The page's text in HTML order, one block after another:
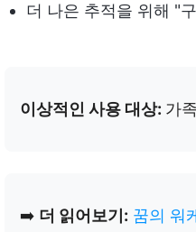
더 나은 추적을 위해 "
이상적인 사용 대상: 가
➡️ 더 읽어보기: 꿈의 워